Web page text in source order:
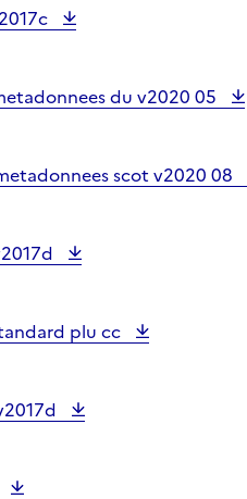
du v2020 05
scot v2020 08
plu cc